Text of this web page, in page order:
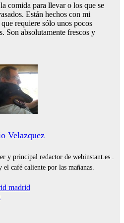
comida para llevar o los que se
Están hechos con mi
requiere sólo unos pocos
Son absolutamente frescos y
Velazquez
y principal redactor de webinstant.es .
café caliente por las mañanas.
madrid